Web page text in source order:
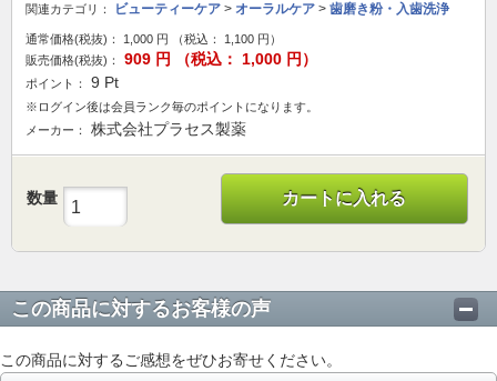
関連カテゴリ： ビューティーケア > オーラルケア > 歯磨き粉・入歯洗浄
通常価格(税抜)： 1,000 円 （税込： 1,100 円）
販売価格(税抜)：
909 円 （税込： 1,000 円）
ポイント： 9 Pt
※ログイン後は会員ランク毎のポイントになります。
メーカー：
株式会社プラセス製薬
数量 カートに入れる
この商品に対するお客様の声
この商品に対するご感想をぜひお寄せください。